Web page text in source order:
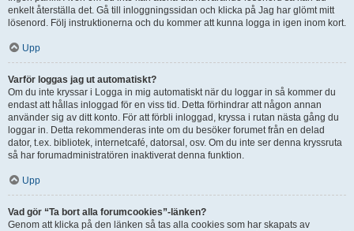
enkelt återställa det. Gå till inloggningssidan och klicka på Jag har glömt mitt
lösenord. Följ instruktionerna och du kommer att kunna logga in igen inom kort.
Upp
Varför loggas jag ut automatiskt?
Om du inte kryssar i Logga in mig automatiskt när du loggar in så kommer du
endast att hållas inloggad för en viss tid. Detta förhindrar att någon annan
använder sig av ditt konto. För att förbli inloggad, kryssa i rutan nästa gång du
loggar in. Detta rekommenderas inte om du besöker forumet från en delad
dator, t.ex. bibliotek, internetcafé, datorsal, osv. Om du inte ser denna kryssruta
så har forumadministratören inaktiverat denna funktion.
Upp
Vad gör “Ta bort alla forumcookies”-länken?
Genom att klicka på den länken så tas alla cookies som har skapats av